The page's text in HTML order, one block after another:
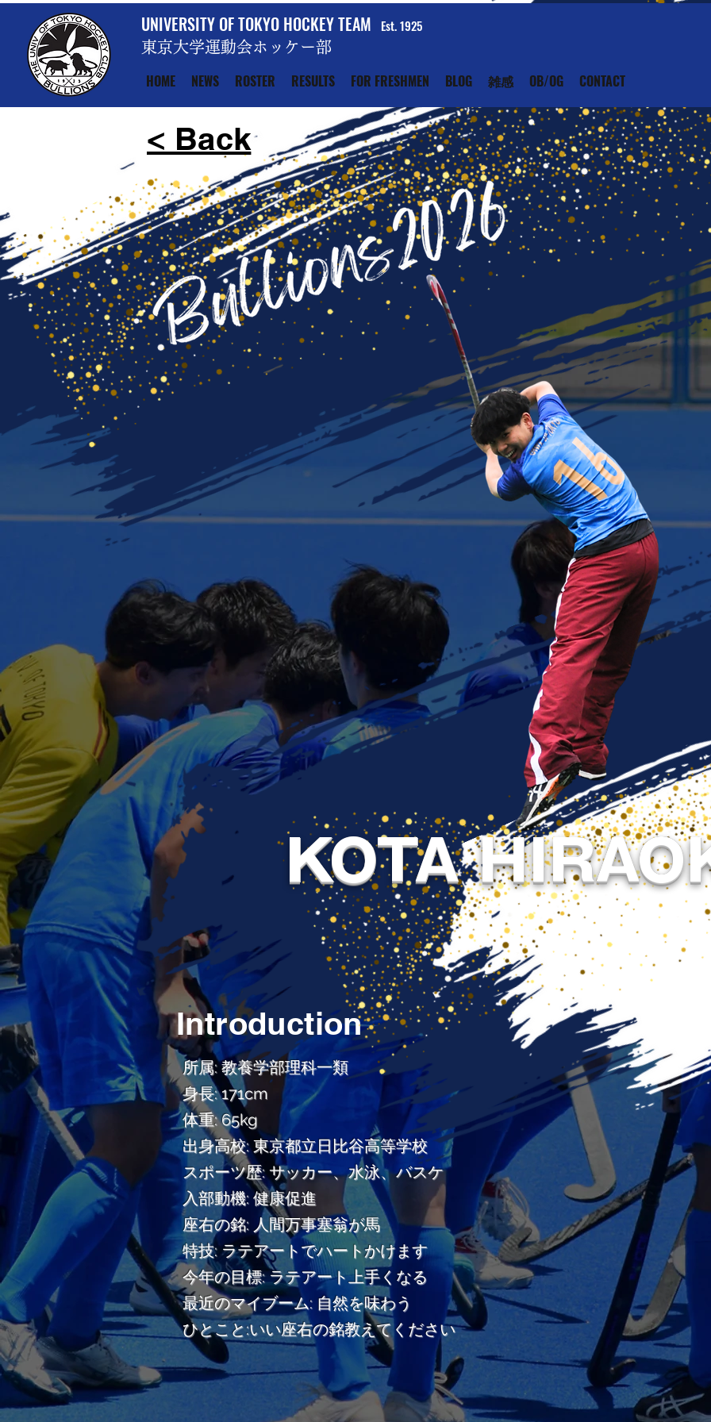
UNIVERSITY OF TOKYO HOCKEY TEAM
東京大学運動会ホッケー部
Est. 1925
HOME NEWS ROSTER RESULTS FOR FRESHMEN BLOG 雑感 OB/OG CONTACT
< Back
Introduction
所属: 教養学部理科一類
身長: 171cm
体重: 65kg
出身高校: 東京都立日比谷高等学校
スポーツ歴: サッカー、水泳、バスケ
入部動機: 健康促進
座右の銘: 人間万事塞翁が馬
特技: ラテアートでハートかけます
今年の目標: ラテアート上手くなる
最近のマイブーム: 自然を味わう
ひとこと:いい座右の銘教えてください
KOTA